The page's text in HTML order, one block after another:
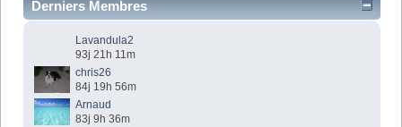
Derniers Membres
Lavandula2
93j 21h 11m
chris26
84j 19h 56m
Arnaud
83j 9h 36m